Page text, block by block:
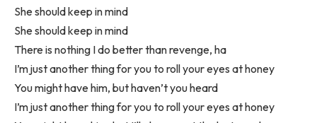
She should keep in mind
She should keep in mind
There is nothing I do better than revenge, ha
I’m just another thing for you to roll your eyes at honey
You might have him, but haven’t you heard
I’m just another thing for you to roll your eyes at honey